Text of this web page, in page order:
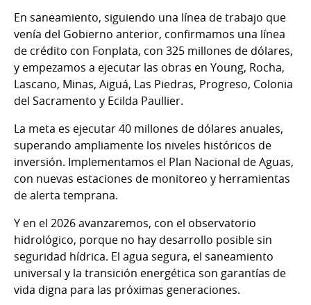
En saneamiento, siguiendo una línea de trabajo que
venía del Gobierno anterior, confirmamos una línea
de crédito con Fonplata, con 325 millones de dólares,
y empezamos a ejecutar las obras en Young, Rocha,
Lascano, Minas, Aiguá, Las Piedras, Progreso, Colonia
del Sacramento y Ecilda Paullier.
La meta es ejecutar 40 millones de dólares anuales,
superando ampliamente los niveles históricos de
inversión. Implementamos el Plan Nacional de Aguas,
con nuevas estaciones de monitoreo y herramientas
de alerta temprana.
Y en el 2026 avanzaremos, con el observatorio
hidrológico, porque no hay desarrollo posible sin
seguridad hídrica. El agua segura, el saneamiento
universal y la transición energética son garantías de
vida digna para las próximas generaciones.